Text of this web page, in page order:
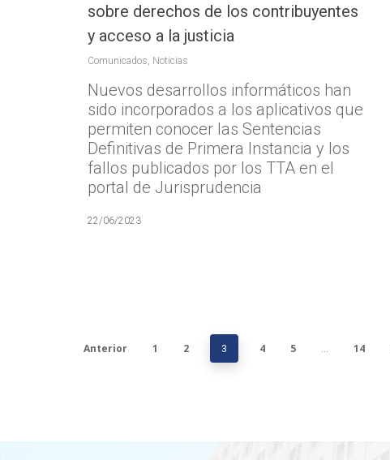
sobre derechos de los contribuyentes
y acceso a la justicia
Comunicados Noticias
Nuevos desarrollos informáticos han
sido incorporados a los aplicativos que
permiten conocer las Sentencias
Definitivas de Primera Instancia y los
fallos publicados por los TTA en el
portal de Jurisprudencia
22/06/2023
Anterior 1 2 3 4 5 … 14